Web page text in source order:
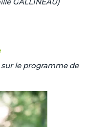
le programme de